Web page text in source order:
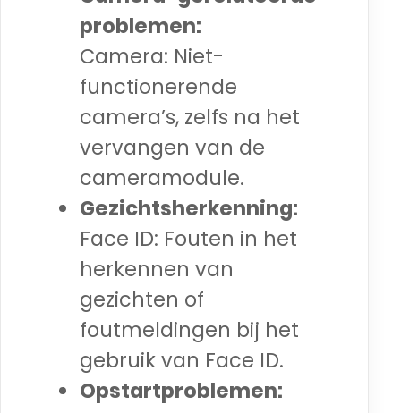
problemen:
Camera: Niet-
functionerende
camera’s, zelfs na het
vervangen van de
cameramodule.
Gezichtsherkenning:
Face ID: Fouten in het
herkennen van
gezichten of
foutmeldingen bij het
gebruik van Face ID.
Opstartproblemen: